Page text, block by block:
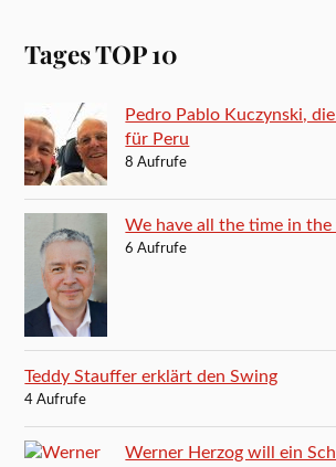
Tages TOP 10
Pedro Pablo Kuczynski,
für Peru
8 Aufrufe
We have all the time in the
6 Aufrufe
Teddy Stauffer erklärt den Swing
4 Aufrufe
Werner Herzog will ein